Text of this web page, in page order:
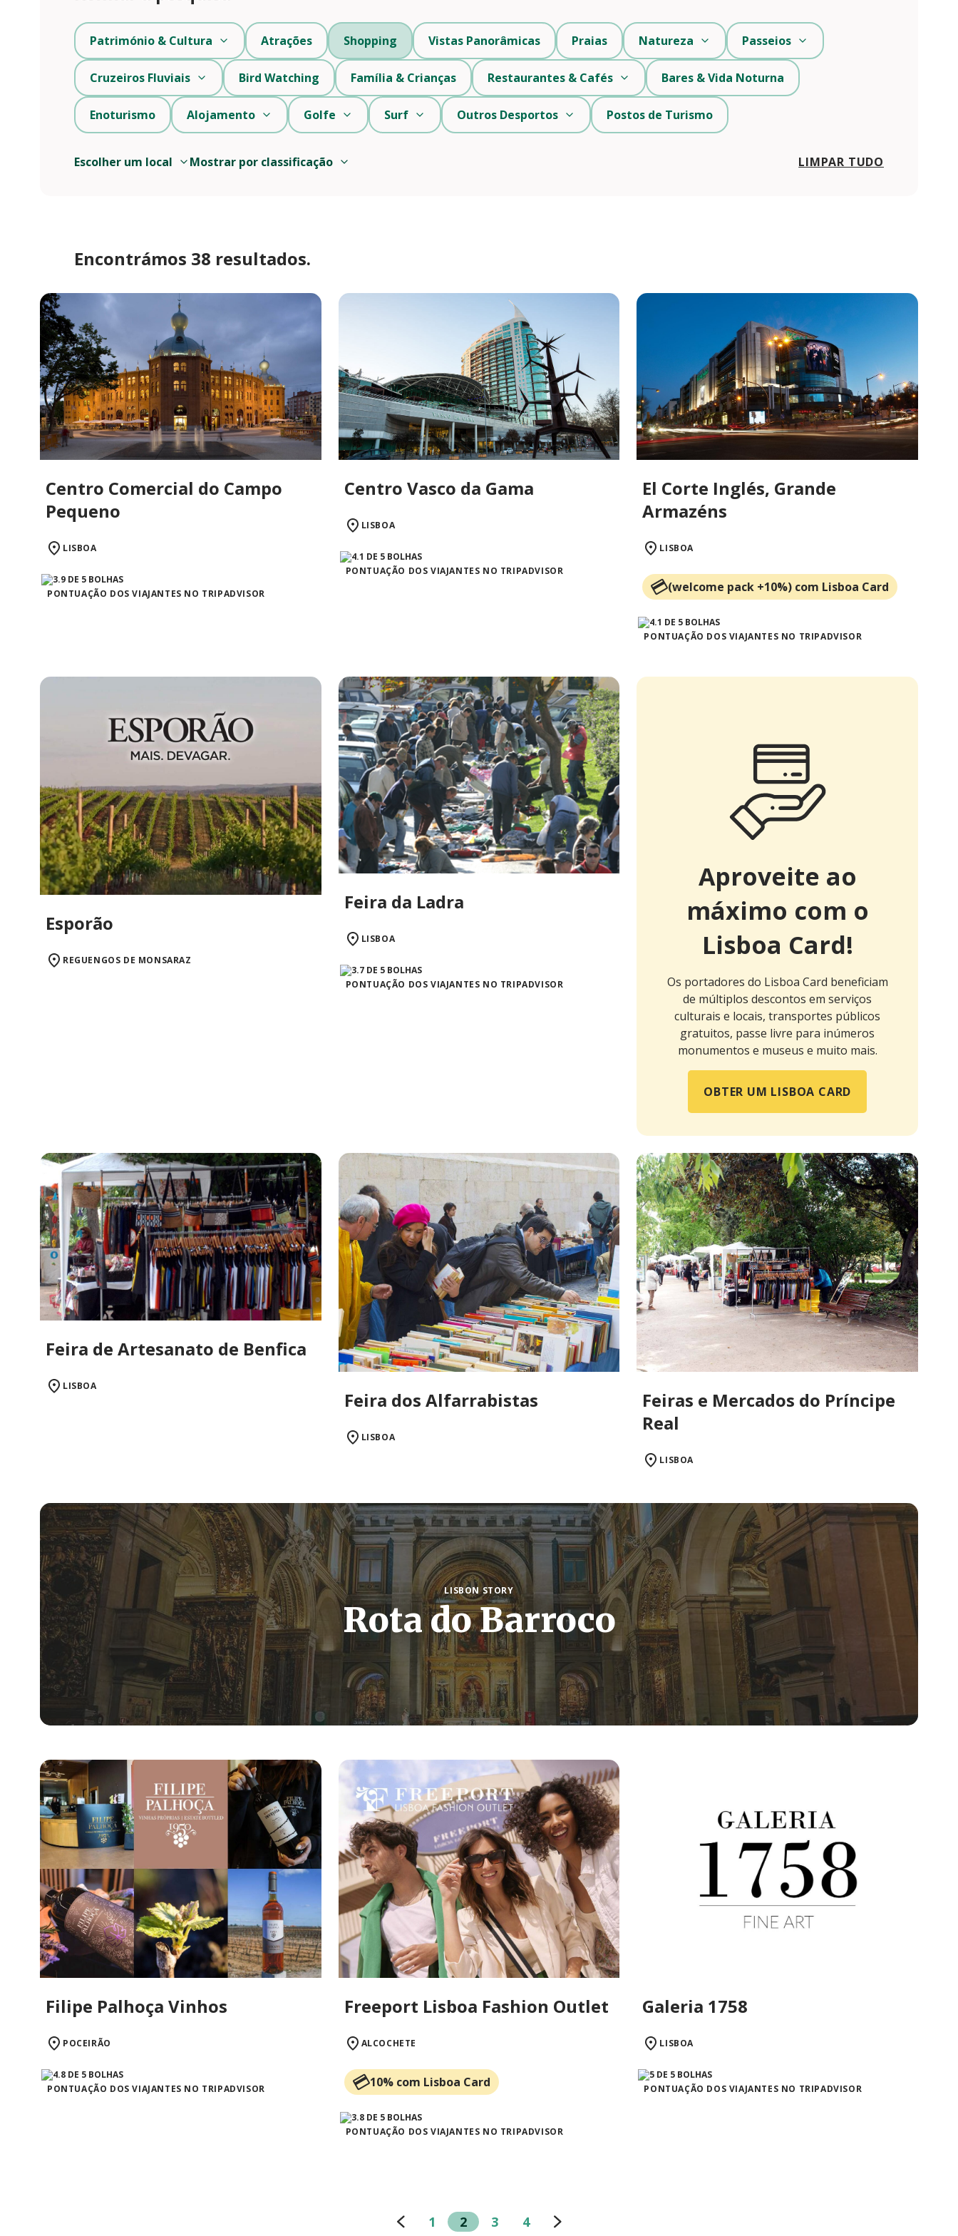
Escolher um local Mostrar por classificação LIMPAR TUDO
Património & Cultura Atrações Shopping Vistas Panorâmicas Praias Natureza Passeios
Cruzeiros Fluviais Bird Watching Família & Crianças Restaurantes & Cafés Bares & Vida Noturna
Enoturismo Alojamento Golfe Surf Outros Desportos Postos de Turismo
Encontrámos 38 resultados.
Centro Comercial do Campo
Pequeno
LISBOA
PONTUAÇÃO DOS VIAJANTES NO TRIPADVISOR
Centro Vasco da Gama
LISBOA
PONTUAÇÃO DOS VIAJANTES NO TRIPADVISOR
El Corte Inglés, Grande
Armazéns
LISBOA
(welcome pack +10%) com Lisboa Card
PONTUAÇÃO DOS VIAJANTES NO TRIPADVISOR
Esporão
REGUENGOS DE MONSARAZ
Feira da Ladra
LISBOA
PONTUAÇÃO DOS VIAJANTES NO TRIPADVISOR
Aproveite ao
máximo com o
Lisboa Card!
Os portadores do Lisboa Card beneficiam
de múltiplos descontos em serviços
culturais e locais, transportes públicos
gratuitos, passe livre para inúmeros
monumentos e museus e muito mais.
OBTER UM LISBOA CARD
Feira de Artesanato de Benfica
LISBOA
Feira dos Alfarrabistas
LISBOA
Feiras e Mercados do Príncipe
Real
LISBOA
LISBON STORY
Rota do Barroco
Filipe Palhoça Vinhos
POCEIRÃO
PONTUAÇÃO DOS VIAJANTES NO TRIPADVISOR
Freeport Lisboa Fashion Outlet
ALCOCHETE
10% com Lisboa Card
PONTUAÇÃO DOS VIAJANTES NO TRIPADVISOR
Galeria 1758
LISBOA
PONTUAÇÃO DOS VIAJANTES NO TRIPADVISOR
1 2 3 4